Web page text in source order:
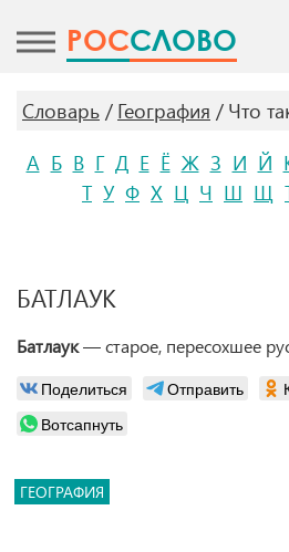
POCСЛОВО
Словарь География
Что
А Б В Г Д Е Ё Ж З И Й
Т У Ф Х Ц Ч Ш Щ
БАТЛАУК
Батлаук— старое, пересохшее
Поделиться Отправить
Вотсапнуть
ГЕОГРАФИЯ